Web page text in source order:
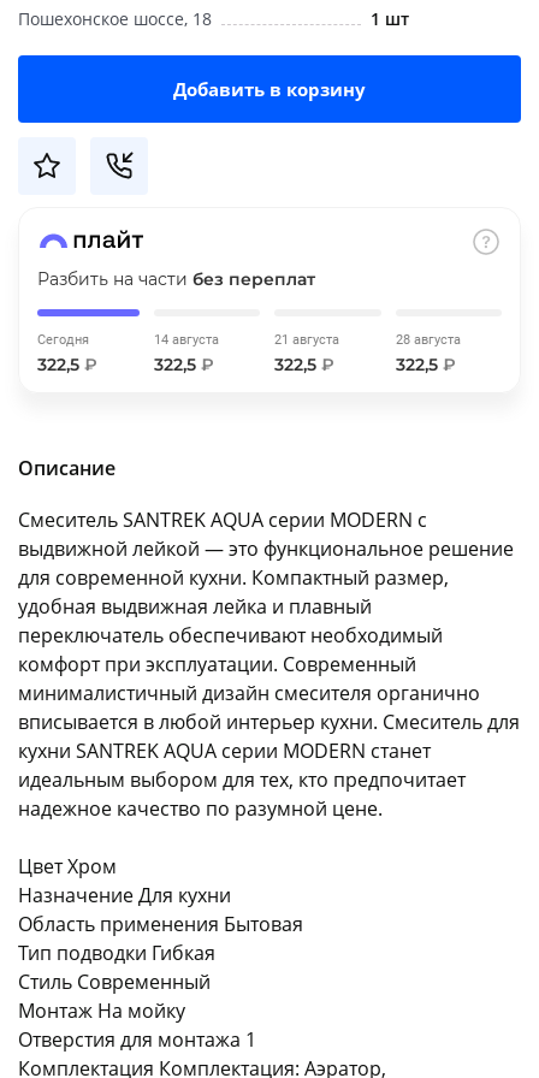
Пошехонское шоссе, 18
1 шт
Добавить в корзину
Разбить на части без переплат
Сегодня
322,5 ₽
14 августа
322,5 ₽
21 августа
322,5 ₽
28 августа
322,5 ₽
Описание
Смеситель SANTREK AQUA серии MODERN с
выдвижной лейкой — это функциональное решение
для современной кухни. Компактный размер,
удобная выдвижная лейка и плавный
переключатель обеспечивают необходимый
комфорт при эксплуатации. Современный
минималистичный дизайн смесителя органично
вписывается в любой интерьер кухни. Смеситель для
кухни SANTREK AQUA серии MODERN станет
идеальным выбором для тех, кто предпочитает
надежное качество по разумной цене.
Цвет Хром
Назначение Для кухни
Область применения Бытовая
Тип подводки Гибкая
Стиль Современный
Монтаж На мойку
Отверстия для монтажа 1
Комплектация Комплектация: Аэратор,
об оплате Плайтом
недели
раз в 2 недели